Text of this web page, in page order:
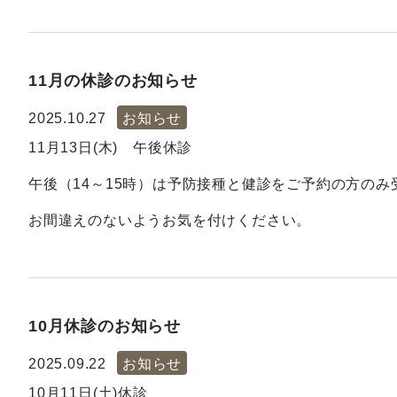
11月の休診のお知らせ
2025.10.27
お知らせ
11月13日(木) 午後休診
午後（14～15時）は予防接種と健診をご予約の方のみ
お間違えのないようお気を付けください。
10月休診のお知らせ
2025.09.22
お知らせ
10月11日(土)休診